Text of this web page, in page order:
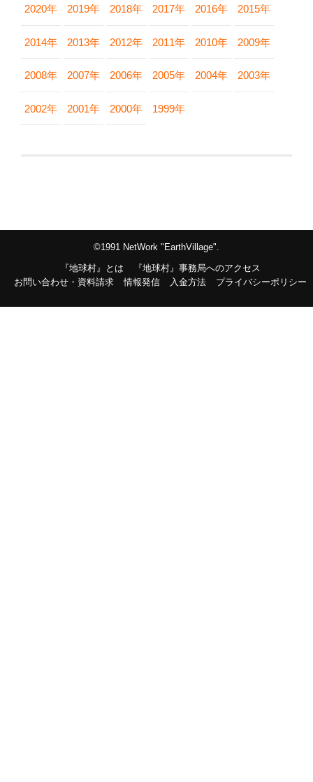
2020年 2019年 2018年 2017年 2016年 2015年
2014年 2013年 2012年 2011年 2010年 2009年
2008年 2007年 2006年 2005年 2004年 2003年
2002年 2001年 2000年 1999年
©1991 NetWork "EarthVillage".
『地球村』とは
『地球村』事務局へのアクセス
お問い合わせ・資料請求
情報発信 入金方法 プライバシーポリシー